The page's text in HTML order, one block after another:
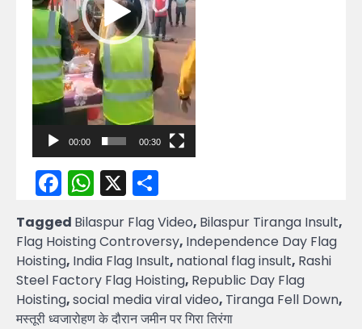
00:00 00:30
Facebook
WhatsApp
X
Tagged Bilaspur Flag Video, Bilaspur Tiranga Insult,
Flag Hoisting Controversy, Independence Day Flag
Hoisting, India Flag Insult, national flag insult, Rashi
Steel Factory Flag Hoisting, Republic Day Flag
Hoisting,social media viral video, Tiranga Fell Down,
मस्तूरी ध्वजारोहण के दौरान जमीन पर गिरा तिरंगा